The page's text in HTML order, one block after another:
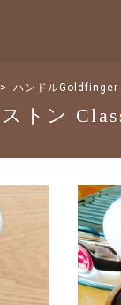
ハンドルGoldfinger
ストン